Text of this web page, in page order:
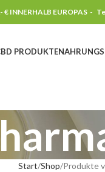
€ INNERHALB EUROPAS -
PRODUKTE
Start Shop Produkte